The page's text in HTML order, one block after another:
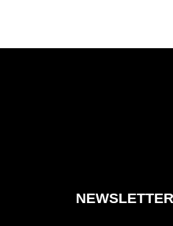
NEWSLETTER